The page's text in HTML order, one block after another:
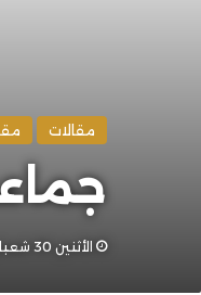
مقالات
الأثنين 30 شعبان 1442هـ 12-4-2021م